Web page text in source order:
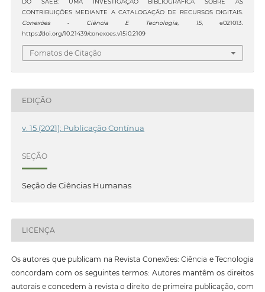
DO SAEB: UMA INVESTIGAÇÃO BIBLIOGRÁFICA SOBRE AS
CONTRIBUIÇÕES MEDIANTE A CATALOGAÇÃO DE RECURSOS DIGITAIS.
Conexões - Ciência E Tecnologia, 15, e021013.
https://doi.org/10.21439/conexoes.v15i0.2109
Fomatos de Citação
EDIÇÃO
v. 15 (2021): Publicação Contínua
SEÇÃO
Seção de Ciências Humanas
LICENÇA
Os autores que publicam na Revista Conexões: Ciência e Tecnologia
concordam com os seguintes termos: Autores mantêm os direitos
autorais e concedem à revista o direito de primeira publicação, com